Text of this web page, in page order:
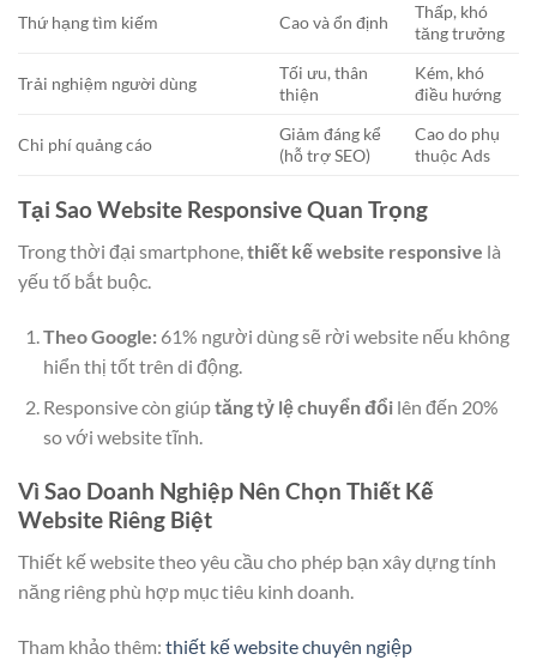
Thứ hạng tìm kiếm Cao và ổn định
Thấp, khó
tăng trưởng
Trải nghiệm người dùng
Tối ưu, thân
thiện
Kém, khó
điều hướng
Chi phí quảng cáo
Giảm đáng kể
(hỗ trợ SEO)
Cao do phụ
thuộc Ads
Tại Sao Website Responsive Quan Trọng
Trong thời đại smartphone,thiết kế website responsive là
yếu tố bắt buộc.
Theo Google:61% người dùng sẽ rời website nếu không
hiển thị tốt trên di động.
Responsive còn giúptăng tỷ lệ chuyển đổilên đến 20%
so với website tĩnh.
Vì Sao Doanh Nghiệp Nên Chọn Thiết Kế
Website Riêng Biệt
Thiết kế website theo yêu cầu cho phép bạn xây dựng tính
năng riêng phù hợp mục tiêu kinh doanh.
Tham khảo thêm: thiết kế website chuyên ngiệp